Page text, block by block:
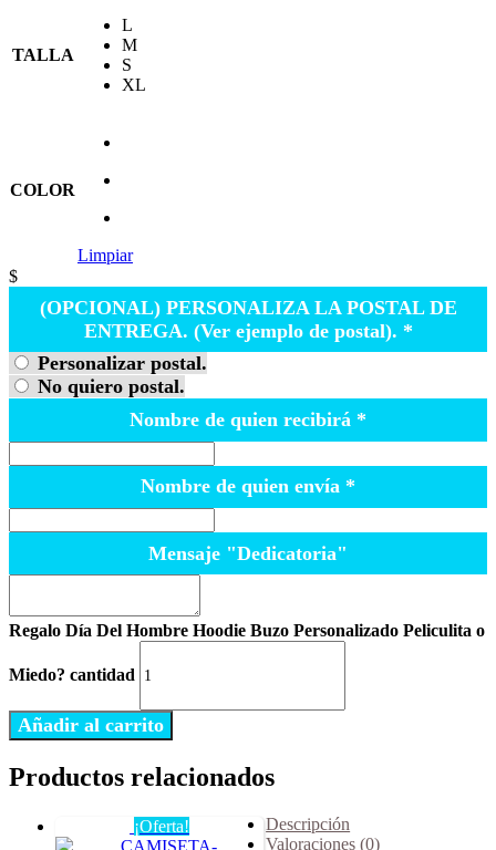
TALLA
L
M
S
XL
COLOR
Limpiar
$
(OPCIONAL) PERSONALIZA LA POSTAL DE
ENTREGA. (Ver ejemplo de postal). *
Personalizar postal.
No quiero postal.
Nombre de quien recibirá *
Nombre de quien envía *
Mensaje "Dedicatoria"
Regalo Día Del Hombre Hoodie Buzo Personalizado Peliculita o
Miedo? cantidad
Añadir al carrito
Productos relacionados
¡Oferta!
Descripción
Valoraciones (0)